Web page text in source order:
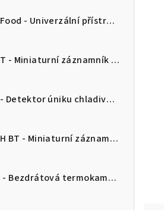
testo 110 Food - Univerzální přístroj pro měření teploty s připojením k aplikaci
testo 174 T - Miniaturní záznamník teploty s USB-C a softwarem pro PC
testo 514 - Detektor úniku chladiva s ohebnou sondou
testo 174 H BT - Miniaturní záznamník pro měření teploty a vlhkosti s Bluetooth a připojením k aplikaci
testo 860i - Bezdrátová termokamera pro chytré telefony